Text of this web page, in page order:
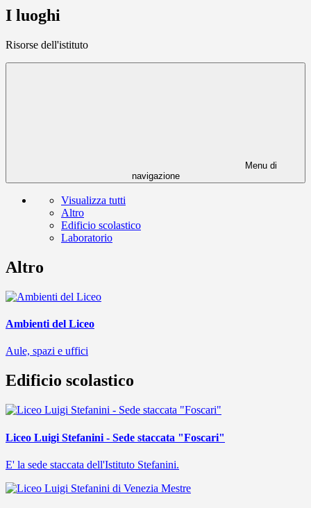
I luoghi
Risorse dell'istituto
Menu di
navigazione
Visualizza tutti
Altro
Edificio scolastico
Laboratorio
Altro
Ambienti del Liceo
Aule, spazi e uffici
Edificio scolastico
Liceo Luigi Stefanini - Sede staccata "Foscari"
E' la sede staccata dell'Istituto Stefanini.